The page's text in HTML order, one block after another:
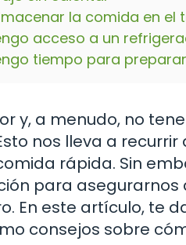
la comida en el
acceso a un
tiempo para
y, a menudo, no
nos lleva a
rápida. Sin
para
En este artículo, te
consejos sobre